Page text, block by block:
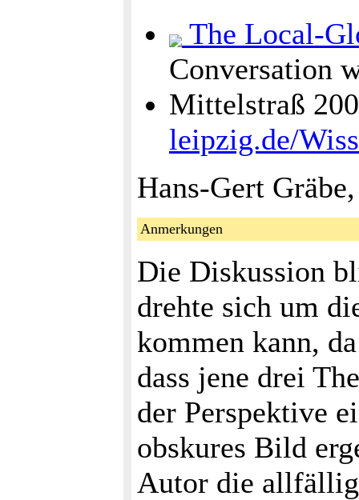
The Local-
Conversation
Mittelstraß
leipzig.de/
Hans-Gert
Anmerkungen
Die Diskussion
drehte sich um
kommen kann,
dass jene drei
der Perspektive
obskures Bild
Autor die allfällig